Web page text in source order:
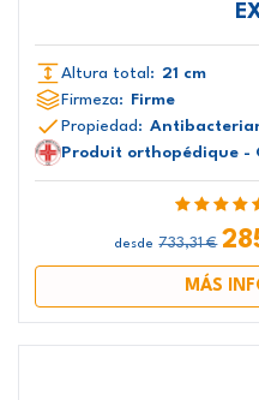
Altura total: 21 cm
Firmeza: Firme
Propiedad:
Produit orthopédique -
desde 733,31 €
MÁS